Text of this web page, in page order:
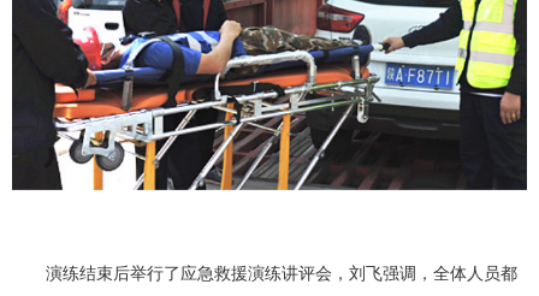
演练结束后举行了应急救援演练讲评会，刘飞强调，全体人员都